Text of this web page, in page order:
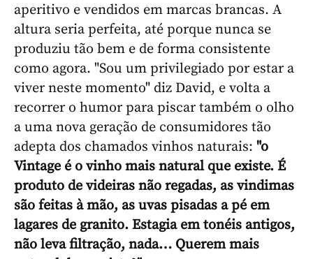
aperitivo e vendidos em marcas brancas. A
altura seria perfeita, até porque nunca se
produziu tão bem e de forma consistente
como agora. "Sou um privilegiado por estar a
viver neste momento" diz David, e volta a
recorrer o humor para piscar também o olho
a uma nova geração de consumidores tão
adepta dos chamados vinhos naturais: "o
Vintage é o vinho mais natural que existe. É
produto de videiras não regadas, as vindimas
são feitas à mão, as uvas pisadas a pé em
lagares de granito. Estagia em tonéis antigos,
não leva filtração, nada… Querem mais